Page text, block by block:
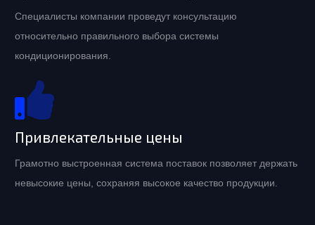
Специалисты компании проведут консультацию
относительно правильного выбора системы
кондиционирования.
Привлекательные цены
Грамотно выстроенная система поставок позволяет держать
невысокие цены, сохраняя высокое качество продукции.